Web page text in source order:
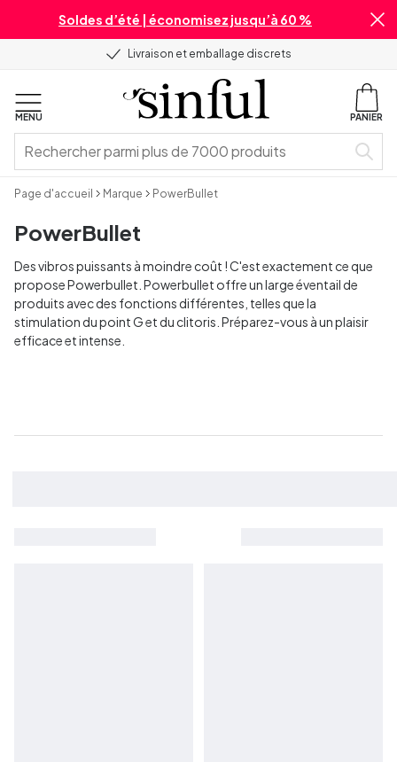
Soldes d’été | économisez jusqu’à 60 %
Livraison et emballage discrets
MENU PANIER
Page d'accueil Marque PowerBullet
PowerBullet
Des vibros puissants à moindre coût ! C'est exactement ce que
propose Powerbullet. Powerbullet offre un large éventail de
produits avec des fonctions différentes, telles que la
stimulation du point G et du clitoris. Préparez-vous à un plaisir
efficace et intense.